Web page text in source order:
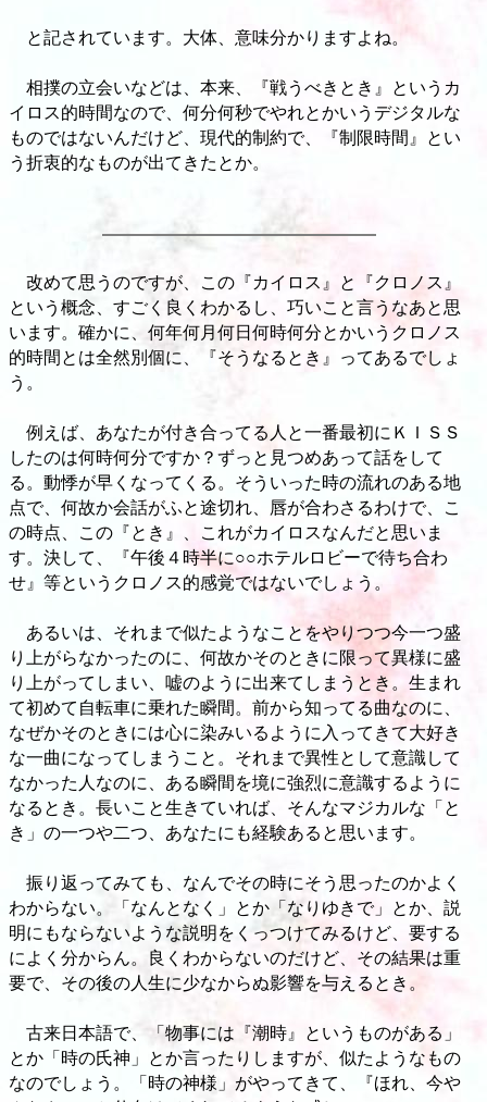
と記されています。大体、意味分かりますよね。
相撲の立会いなどは、本来、『戦うべきとき』というカ
イロス的時間なので、何分何秒でやれとかいうデジタルな
ものではないんだけど、現代的制約で、『制限時間』とい
う折衷的なものが出てきたとか。
改めて思うのですが、この『カイロス』と『クロノス』
という概念、すごく良くわかるし、巧いこと言うなあと思
います。確かに、何年何月何日何時何分とかいうクロノス
的時間とは全然別個に、『そうなるとき』ってあるでしょ
う。
例えば、あなたが付き合ってる人と一番最初にＫＩＳＳ
したのは何時何分ですか？ずっと見つめあって話をして
る。動悸が早くなってくる。そういった時の流れのある地
点で、何故か会話がふと途切れ、唇が合わさるわけで、こ
の時点、この『とき』、これがカイロスなんだと思いま
す。決して、『午後４時半に○○ホテルロビーで待ち合わ
せ』等というクロノス的感覚ではないでしょう。
あるいは、それまで似たようなことをやりつつ今一つ盛
り上がらなかったのに、何故かそのときに限って異様に盛
り上がってしまい、嘘のように出来てしまうとき。生まれ
て初めて自転車に乗れた瞬間。前から知ってる曲なのに、
なぜかそのときには心に染みいるように入ってきて大好き
な一曲になってしまうこと。それまで異性として意識して
なかった人なのに、ある瞬間を境に強烈に意識するように
なるとき。長いこと生きていれば、そんなマジカルな「と
き」の一つや二つ、あなたにも経験あると思います。
振り返ってみても、なんでその時にそう思ったのかよく
わからない。「なんとなく」とか「なりゆきで」とか、説
明にもならないような説明をくっつけてみるけど、要する
によく分からん。良くわからないのだけど、その結果は重
要で、その後の人生に少なからぬ影響を与えるとき。
古来日本語で、「物事には『潮時』というものがある」
とか「時の氏神」とか言ったりしますが、似たようなもの
なのでしょう。「時の神様」がやってきて、『ほれ、今や